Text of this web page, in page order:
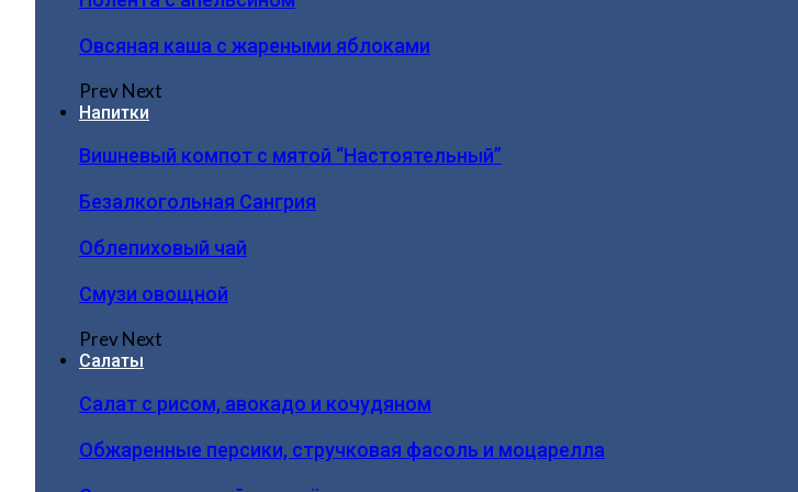
Овсяная каша с жареными яблоками
PrevNext
Напитки
Вишневый компот с мятой “Настоятельный”
Безалкогольная Сангрия
Облепиховый чай
Смузи овощной
PrevNext
Салаты
Салат с рисом, авокадо и кочудяном
Обжаренные персики, стручковая фасоль и моцарелла